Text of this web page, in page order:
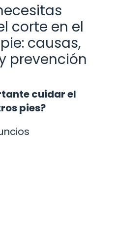
corte en el
causas,
prevención
cuidar el
pies?